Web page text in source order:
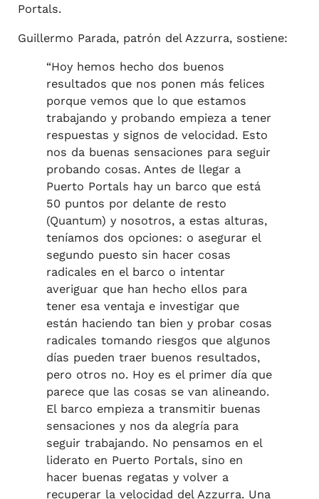
Portals.
Guillermo Parada, patrón del Azzurra, sostiene:
“Hoy hemos hecho dos buenos
resultados que nos ponen más felices
porque vemos que lo que estamos
trabajando y probando empieza a tener
respuestas y signos de velocidad. Esto
nos da buenas sensaciones para seguir
probando cosas. Antes de llegar a
Puerto Portals hay un barco que está
50 puntos por delante de resto
(Quantum) y nosotros, a estas alturas,
teníamos dos opciones: o asegurar el
segundo puesto sin hacer cosas
radicales en el barco o intentar
averiguar que han hecho ellos para
tener esa ventaja e investigar que
están haciendo tan bien y probar cosas
radicales tomando riesgos que algunos
días pueden traer buenos resultados,
pero otros no. Hoy es el primer día que
parece que las cosas se van alineando.
El barco empieza a transmitir buenas
sensaciones y nos da alegría para
seguir trabajando. No pensamos en el
liderato en Puerto Portals, sino en
hacer buenas regatas y volver a
recuperar la velocidad del Azzurra. Una